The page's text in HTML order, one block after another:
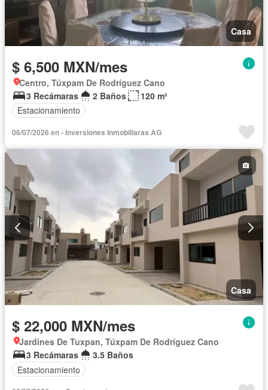
Casa
$ 6,500 MXN/mes
Centro, Túxpam De Rodríguez Cano
3 Recámaras
2 Baños
120 m²
Estacionamiento
06/07/2026 en - Inversiones Inmobiliaras AG
Casa
$ 22,000 MXN/mes
Jardines De Tuxpan, Túxpam De Rodríguez Cano
3 Recámaras
3.5 Baños
Estacionamiento